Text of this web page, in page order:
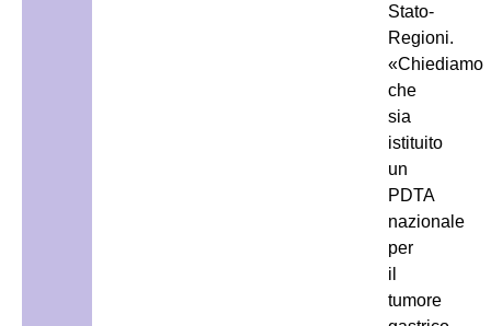
Stato-
Regioni.
«Chiediamo
che
sia
istituito
un
PDTA
nazionale
per
il
tumore